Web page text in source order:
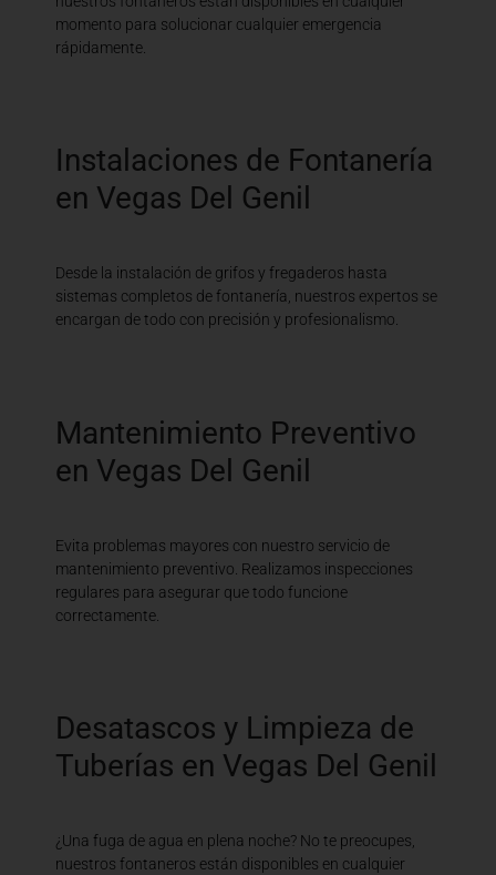
momento para solucionar cualquier emergencia
rápidamente.
Instalaciones de Fontanería
en Vegas Del Genil
Desde la instalación de grifos y fregaderos hasta
sistemas completos de fontanería, nuestros expertos se
encargan de todo con precisión y profesionalismo.
Mantenimiento Preventivo
en Vegas Del Genil
Evita problemas mayores con nuestro servicio de
mantenimiento preventivo. Realizamos inspecciones
regulares para asegurar que todo funcione
correctamente.
Desatascos y Limpieza de
Tuberías en Vegas Del Genil
¿Una fuga de agua en plena noche? No te preocupes,
nuestros fontaneros están disponibles en cualquier